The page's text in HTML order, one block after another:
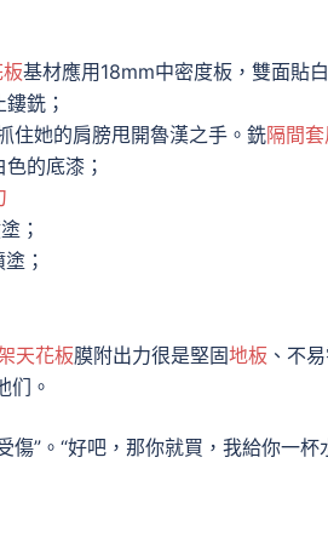
基材應用18mm中密度板，雙面貼
銑；
她的肩膀甩開魯漢之手。銑隔間
的底漆；
；
；
天花板膜附出力很是堅固地板 、不
。
”。“好吧，那你就買，我給你一杯